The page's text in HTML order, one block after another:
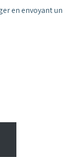
en envoyant un